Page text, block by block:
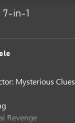
7-in-1
Mysterious Clues
Revenge